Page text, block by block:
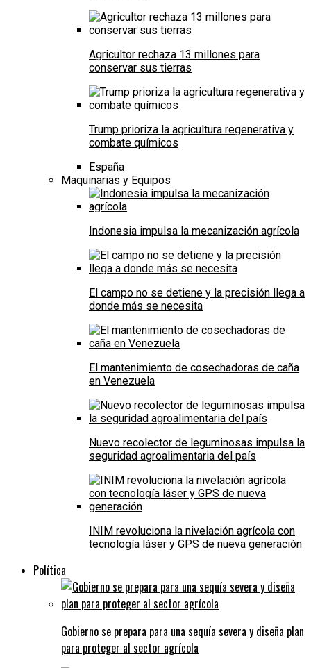
Agricultor rechaza 13 millones para
conservar sus tierras
Trump prioriza la agricultura regenerativa y
combate químicos
España
Maquinarias y Equipos
Indonesia impulsa la mecanización agrícola
El campo no se detiene y la precisión llega a
donde más se necesita
El mantenimiento de cosechadoras de caña
en Venezuela
Nuevo recolector de leguminosas impulsa la
seguridad agroalimentaria del país
INIM revoluciona la nivelación agrícola con
tecnología láser y GPS de nueva generación
Política
Gobierno se prepara para una sequía severa y diseña plan
para proteger al sector agrícola